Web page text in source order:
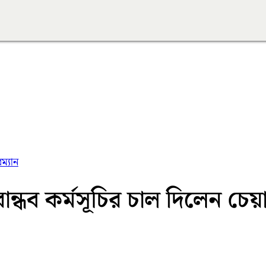
কর্মসূচির চাল দিলেন